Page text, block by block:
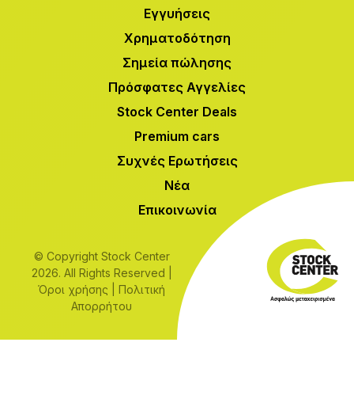
Εγγυήσεις
Χρηματοδότηση
Σημεία πώλησης
Πρόσφατες Αγγελίες
Stock Center Deals
Premium cars
Συχνές Ερωτήσεις
Νέα
Επικοινωνία
© Copyright Stock Center
2026. All Rights Reserved |
Όροι χρήσης
Πολιτική
Απορρήτου